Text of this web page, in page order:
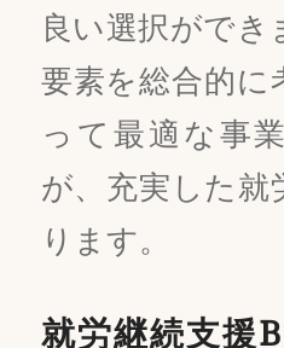
良い選択がで
要素を総合的に
って最適な事
が、充実した就
ります。
就労継続支援